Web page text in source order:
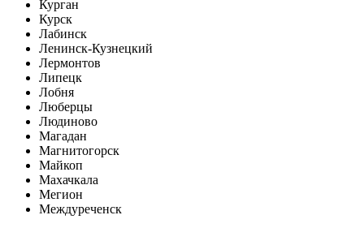
Курган
Курск
Лабинск
Ленинск-Кузнецкий
Лермонтов
Липецк
Лобня
Люберцы
Людиново
Магадан
Магнитогорск
Майкоп
Махачкала
Мегион
Междуреченск